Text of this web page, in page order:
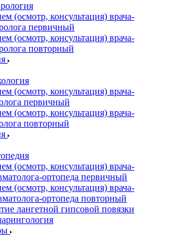
(осмотр, консультация) врача-
первичный
(осмотр, консультация) врача-
повторный
(осмотр, консультация) врача-
первичный
(осмотр, консультация) врача-
повторный
(осмотр, консультация) врача-
ортопеда первичный
(осмотр, консультация) врача-
ортопеда повторный
лангетной гипсовой повязки